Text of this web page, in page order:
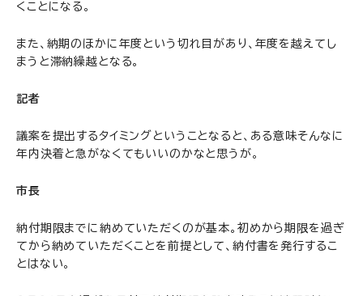
くことになる。
また、納期のほかに年度という切れ目があり、年度を越えてし
まうと滞納繰越となる。
記者
議案を提出するタイミングということなると、ある意味そんなに
年内決着と急がなくてもいいのかなと思うが。
市長
納付期限までに納めていただくのが基本。初めから期限を過ぎ
てから納めていただくことを前提として、納付書を発行するこ
とはない。